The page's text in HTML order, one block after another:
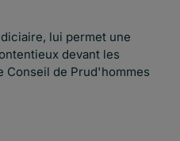
lui permet une
devant les
Conseil de Prud'hommes